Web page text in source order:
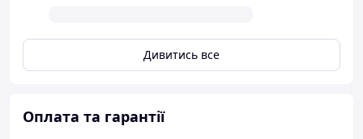
Дивитись все
Оплата та гарантії